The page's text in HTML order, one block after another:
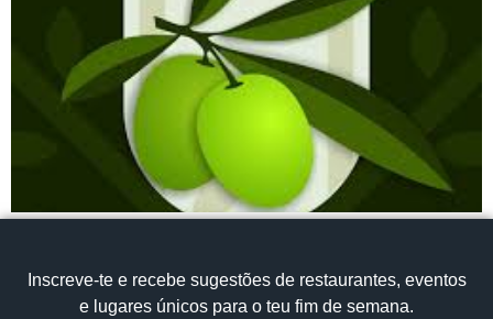
Inscreve‑te e recebe sugestões de restaurantes, eventos
e lugares únicos para o teu fim de semana.